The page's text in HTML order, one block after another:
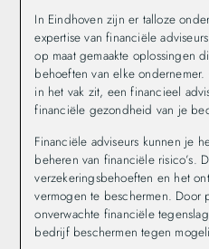
In Eindhoven zijn er talloze
expertise van financiële
op maat gemaakte oplossingen
behoeften van elke
in het vak zit, een financieel
financiële gezondheid van je
Financiële adviseurs kunnen je
beheren van financiële risico’s.
verzekeringsbehoeften en het
vermogen te beschermen. Door
onverwachte financiële
bedrijf beschermen tegen